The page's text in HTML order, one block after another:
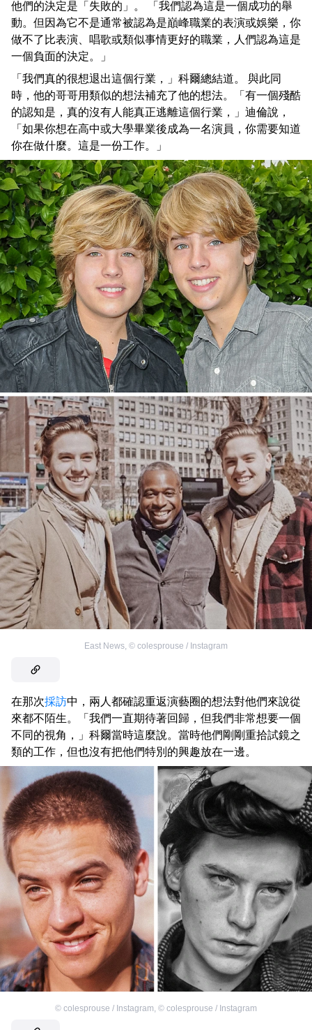
他們的決定是「失敗的」。 「我們認為這是一個成功的舉
動。但因為它不是通常被認為是巔峰職業的表演或娛樂，你
做不了比表演、唱歌或類似事情更好的職業，人們認為這是
一個負面的決定。」
「我們真的很想退出這個行業，」科爾總結道。 與此同
時，他的哥哥用類似的想法補充了他的想法。「有一個殘酷
的認知是，真的沒有人能真正逃離這個行業，」迪倫說，
「如果你想在高中或大學畢業後成為一名演員，你需要知道
你在做什麼。這是一份工作。」
East News © colesprouse / Instagram
在那次採訪中，兩人都確認重返演藝圈的想法對他們來說從
來都不陌生。「我們一直期待著回歸，但我們非常想要一個
不同的視角，」科爾當時這麼說。當時他們剛剛重拾試鏡之
類的工作，但也沒有把他們特別的興趣放在一邊。
© colesprouse / Instagram, © colesprouse / Instagram